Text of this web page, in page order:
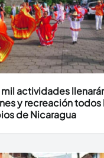
actividades
y recreación todos
de Nicaragua